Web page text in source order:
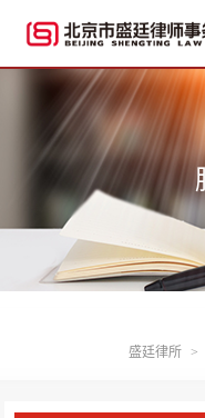
盛廷律所 >